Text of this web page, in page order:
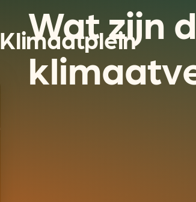
Klimaatplein
Wat zijn